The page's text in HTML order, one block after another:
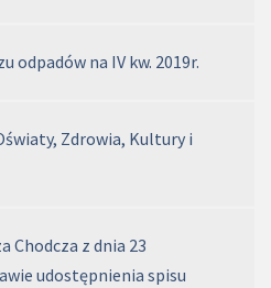
odpadów na IV kw. 2019r.
Zdrowia, Kultury i
z dnia 23
udostępnienia spisu